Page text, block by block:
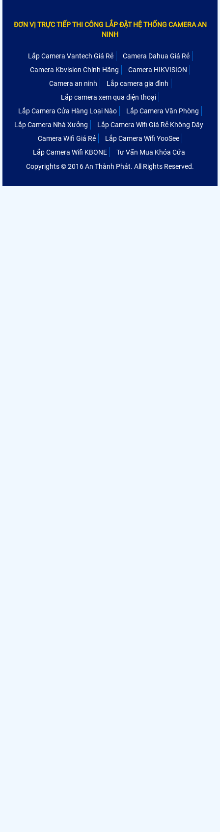
ĐƠN VỊ TRỰC TIẾP THI CÔNG LẮP ĐẶT HỆ THỐNG CAMERA AN
NINH
Lắp Camera Vantech Giá Rẻ
Camera Dahua Giá Rẻ
Camera Kbvision Chính Hãng
Camera HIKVISION
Camera an ninh
Lắp camera gia đình
Lắp camera xem qua điện thoại
Lắp Camera Cửa Hàng Loại Nào
Lắp Camera Văn Phòng
Lắp Camera Nhà Xưởng
Lắp Camera Wifi Giá Rẻ Không Dây
Camera Wifi Giá Rẻ
Lắp Camera Wifi YooSee
Lắp Camera Wifi KBONE
Tư Vấn Mua Khóa Cửa
Copyrights © 2016 An Thành Phát. All Rights Reserved.